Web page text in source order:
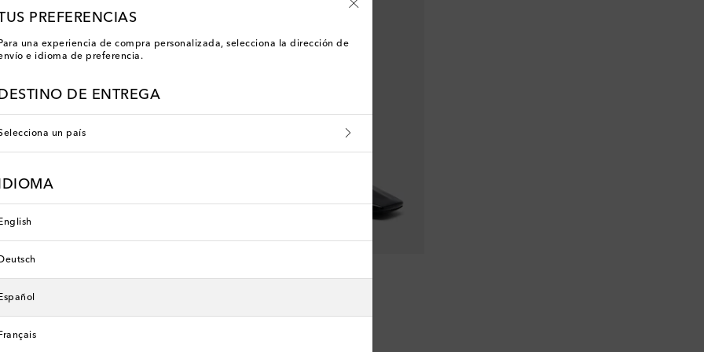
€ 890
original price
PREFERENCIAS
Para una experiencia de compra personalizada, selecciona la dirección de
e idioma de preferencia.
DESTINO DE ENTREGA
un país
IDIOMA
English
Deutsch
Español
Français